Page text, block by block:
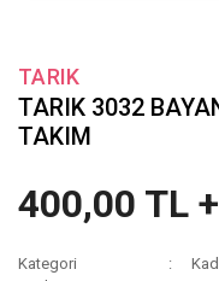
TARIK
TARIK 3032
TAKIM
400,00 TL
Kategori